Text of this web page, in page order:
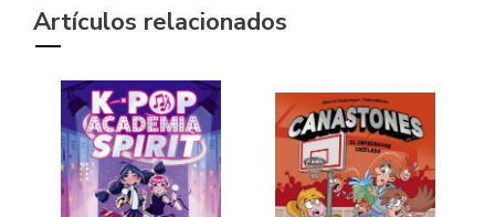
Artículos relacionados